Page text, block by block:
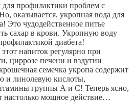
профилактики проблем с
оказывается, укропная вода для
Это чудодейственное питье
сахар в крови. Укропную воду
диабета!
напиток регулярно при
циррозе печени и вздутии
семечка укропа содержит
и линолевую кислоты,
группы А и С! Теперь ясно,
настолько мощное действие…